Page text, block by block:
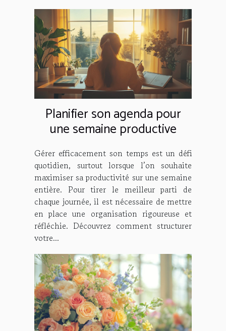
Planifier son agenda pour
une semaine productive
Gérer efficacement son temps est un défi
quotidien, surtout lorsque l’on souhaite
maximiser sa productivité sur une semaine
entière. Pour tirer le meilleur parti de
chaque journée, il est nécessaire de mettre
en place une organisation rigoureuse et
réfléchie. Découvrez comment structurer
votre...